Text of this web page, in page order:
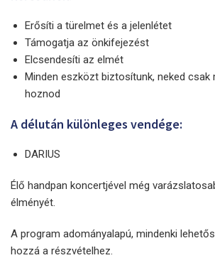
Erősíti a türelmet és a jelenlétet
Támogatja az önkifejezést
Elcsendesíti az elmét
Minden eszközt biztosítunk, neked csak
hoznod
A délután különleges vendége:
DARIUS
Élő handpan koncertjével még
élményét.
A program adományalapú, mindenki
hozzá a részvételhez.